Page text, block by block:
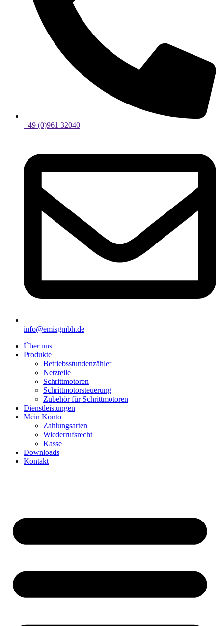
+49 (0)961 32040
info@emisgmbh.de
Über uns
Produkte
Betriebsstundenzähler
Netzteile
Schrittmotoren
Schrittmotorsteuerung
Zubehör für Schrittmotoren
Dienstleistungen
Mein Konto
Zahlungsarten
Wiederrufsrecht
Kasse
Downloads
Kontakt